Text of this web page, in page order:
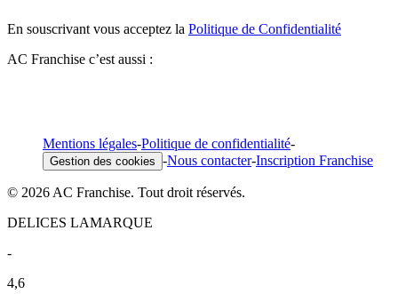
En souscrivant vous acceptez la Politique de Confidentialité
AC Franchise c’est aussi :
Mentions légales-Politique de confidentialité-
Gestion des cookies -Nous contacter-Inscription Franchise
© 2026 AC Franchise. Tout droit réservés.
DELICES LAMARQUE
-
4,6